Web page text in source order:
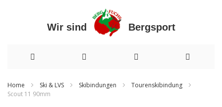
Wir sind Bergsport
zum
Home Ski & LVS Skibindungen
Tourenskibindung
Scout 11 90mm